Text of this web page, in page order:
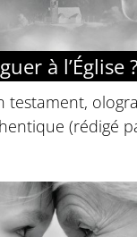
à l’Église ?
testament,
(rédigé